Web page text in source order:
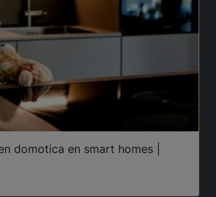
domotica en smart homes |